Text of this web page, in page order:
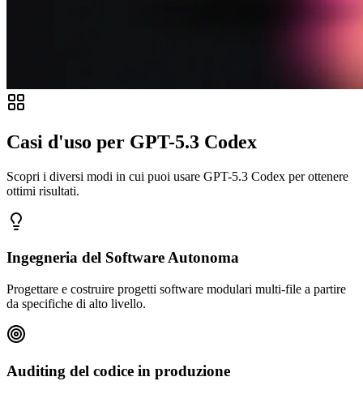
Casi d'uso per GPT-5.3 Codex
Scopri i diversi modi in cui puoi usare GPT-5.3 Codex per ottenere
ottimi risultati.
Ingegneria del Software Autonoma
Progettare e costruire progetti software modulari multi-file a partire
da specifiche di alto livello.
Auditing del codice in produzione